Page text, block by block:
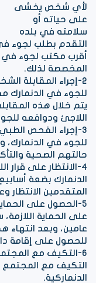
لأي شخص يخشى
على حياته أو
سلامته في بلده
التقدم بطلب لجوء
أقرب مكتب لجوء في
المخصصة لذلك.
2-إجراء المقابلة
للجوء في الدنمارك
يتم خلال هذه
اللاجئ ودوافعه
3-إجراء الفحص
للجوء في
حالتهم الصحية
4-الانتظار على
الدنمارك بضعة
المتقدمين الانتظار
5-الحصول على
على الحماية
عامين، وبعد انتهاء
للحصول على إقامة
6-التكيف مع
التكيف مع المجتمع
الدنماركية.